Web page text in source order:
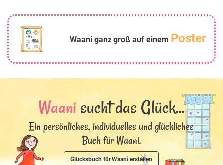
Waani ganz groß auf einem Poster
Waanisucht das Glück...
Ein persönliches, individuelles und glückliches
Buch für Waani.
Glücksbuch für Waani erstellen